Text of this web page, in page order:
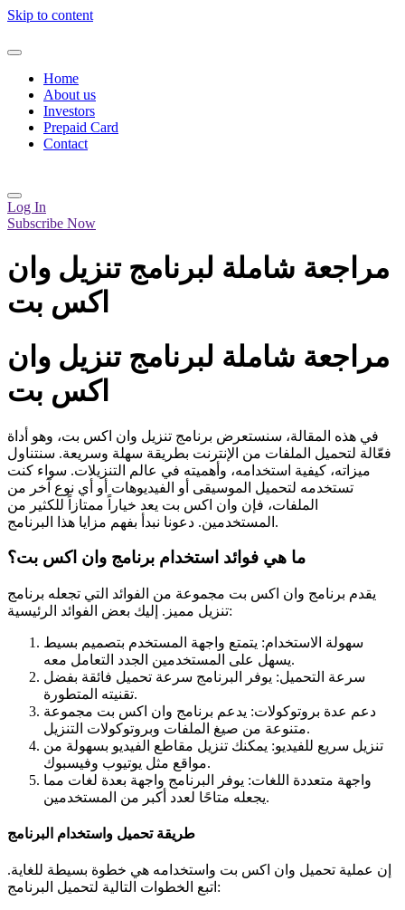
Skip to content
Home
About us
Investors
Prepaid Card
Contact
Log In
Subscribe Now
مراجعة شاملة لبرنامج تنزيل وان
اكس بت
مراجعة شاملة لبرنامج تنزيل وان
اكس بت
في هذه المقالة، سنستعرض برنامج تنزيل وان اكس بت، وهو أداة
فعّالة لتحميل الملفات من الإنترنت بطريقة سهلة وسريعة. سنتناول
ميزاته، كيفية استخدامه، وأهميته في عالم التنزيلات. سواء كنت
تستخدمه لتحميل الموسيقى أو الفيديوهات أو أي نوع آخر من
الملفات، فإن وان اكس بت يعد خياراً ممتازاً للكثير من
المستخدمين. دعونا نبدأ بفهم مزايا هذا البرنامج.
ما هي فوائد استخدام برنامج وان اكس بت؟
يقدم برنامج وان اكس بت مجموعة من الفوائد التي تجعله برنامج
تنزيل مميز. إليك بعض الفوائد الرئيسية:
سهولة الاستخدام: يتمتع واجهة المستخدم بتصميم بسيط
يسهل على المستخدمين الجدد التعامل معه.
سرعة التحميل: يوفر البرنامج سرعة تحميل فائقة بفضل
تقنيته المتطورة.
دعم عدة بروتوكولات: يدعم برنامج وان اكس بت مجموعة
متنوعة من صيغ الملفات وبروتوكولات التنزيل.
تنزيل سريع للفيديو: يمكنك تنزيل مقاطع الفيديو بسهولة من
مواقع مثل يوتيوب وفيسبوك.
واجهة متعددة اللغات: يوفر البرنامج واجهة بعدة لغات مما
يجعله متاحًا لعدد أكبر من المستخدمين.
طريقة تحميل واستخدام البرنامج
إن عملية تحميل وان اكس بت واستخدامه هي خطوة بسيطة للغاية.
اتبع الخطوات التالية لتحميل البرنامج: